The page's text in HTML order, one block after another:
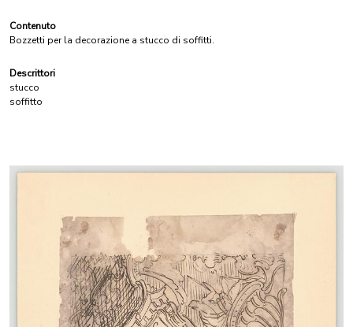
Contenuto
Bozzetti per la decorazione a stucco di soffitti.
Descrittori
stucco
soffitto